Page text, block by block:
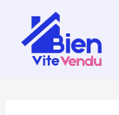
contenu